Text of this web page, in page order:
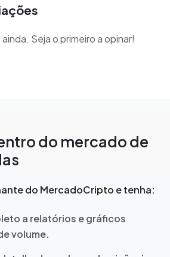
Seja o primeiro a opinar!
do mercado de
do MercadoCripto e tenha:
a relatórios e gráficos
volume.